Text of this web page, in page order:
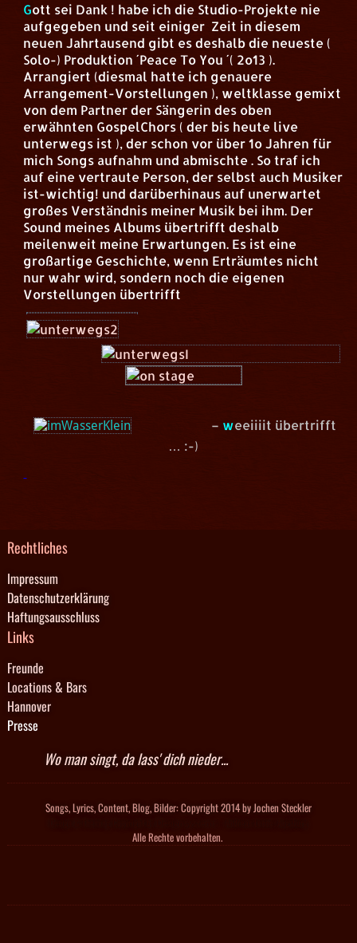
Gott sei Dank ! habe ich die Studio-Projekte nie
aufgegeben und seit einiger Zeit in diesem
neuen Jahrtausend gibt es deshalb die neueste (
Solo-) Produktion ´Peace To You ´( 2o13 ).
Arrangiert (diesmal hatte ich genauere
Arrangement-Vorstellungen ), weltklasse gemixt
von dem Partner der Sängerin des oben
erwähnten GospelChors ( der bis heute live
unterwegs ist ), der schon vor über 1o Jahren für
mich Songs aufnahm und abmischte . So traf ich
auf eine vertraute Person, der selbst auch Musiker
ist-wichtig! und darüberhinaus auf unerwartet
großes Verständnis meiner Musik bei ihm. Der
Sound meines Albums übertrifft deshalb
meilenweit meine Erwartungen. Es ist eine
großartige Geschichte, wenn Erträumtes nicht
nur wahr wird, sondern noch die eigenen
Vorstellungen übertrifft
– weeiiiit übertrifft
… :-)
Rechtliches
Impressum
Datenschutzerklärung
Haftungsausschluss
Links
Freunde
Locations & Bars
Hannover
Presse
Wo man singt, da lass' dich nieder...
Songs, Lyrics, Content, Blog, Bilder: Copyright 2014 by Jochen Steckler
Alle Rechte vorbehalten.